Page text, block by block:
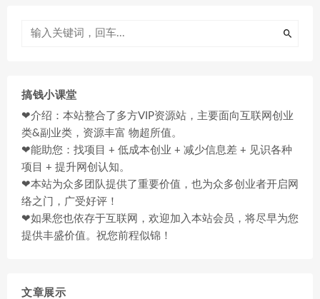
搞钱小课堂
❤介绍：本站整合了多方VIP资源站，主要面向互联网创业
类&副业类，资源丰富 物超所值。
❤能助您：找项目 + 低成本创业 + 减少信息差 + 见识各种
项目 + 提升网创认知。
❤本站为众多团队提供了重要价值，也为众多创业者开启网
络之门，广受好评！
❤如果您也依存于互联网，欢迎加入本站会员，将尽早为您
提供丰盛价值。祝您前程似锦！
文章展示